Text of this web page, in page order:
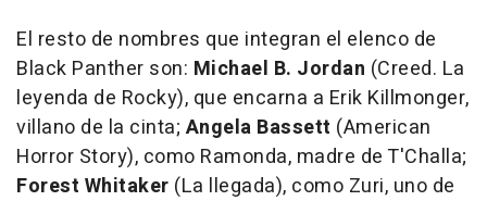
El resto de nombres que integran el elenco de
Black Panther son: Michael B. Jordan (Creed. La
leyenda de Rocky), que encarna a Erik Killmonger,
villano de la cinta; Angela Bassett (American
Horror Story), como Ramonda, madre de T'Challa;
Forest Whitaker (La llegada), como Zuri, uno de